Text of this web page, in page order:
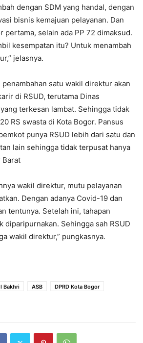
dengan SDM yang handal, dengan
bisnis kemajuan pelayanan. Dan
pertama, selain ada PP 72 dimaksud.
kesempatan itu? Untuk menambah
jelasnya.
penambahan satu wakil direktur akan
di RSUD, terutama Dinas
terkesan lambat. Sehingga tidak
RS swasta di Kota Bogor. Pansus
punya RSUD lebih dari satu dan
lain sehingga tidak terpusat hanya
Barat
wakil direktur, mutu pelayanan
Dengan adanya Covid-19 dan
tentunya. Setelah ini, tahapan
diparipurnakan. Sehingga sah RSUD
wakil direktur,” pungkasnya.
Bakhri ASB
DPRD Kota Bogor